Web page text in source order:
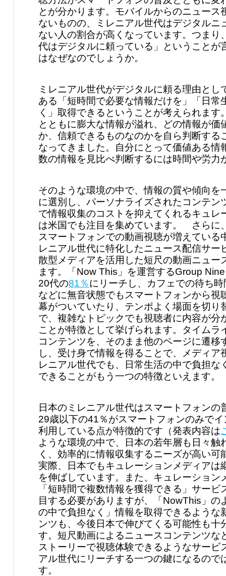
とが分かります。モバイルからのニュース
ないものの、ミレニアル世代はデジタルニ
ない人の割合が高くなっています。つまり
代はデジタルに頼っている」ということが
はなぜなのでしょうか。
ミレニアル世代がデジタルに頼る理由とし
ある「短時間で必要な情報だけを」「日常
く」取得できるということが考えられます
とともに膨大な情報が溢れ、どの情報が価
か、信頼できるものなのかを自ら判断する
なってきました。自分にとって価値ある情
数の情報を見比べ判断するには時間や労力
そのような環境の中で、情報の質や傾向を
に選別し、パーソナライズされたコンテン
で情報収集のコストを抑えてくれるキュレ
は米国でも注目を集めています。 さらに
スマートフォンでの動画視聴が増えている
レニアル世代に特化したニュース配信サー
散型メディアを活用した短尺の動画ニュー
ます。「Now This」を運営するGroup
20代の81％にリーチし、カフェでの待ち
などに無音状態でもスマートフォンから視
幕がついていたり、テンポよく場面を切り
で、複雑なトピックでも視聴者に内容が分
ことが特徴として挙げられます。タイムラ
コンテンツを、そのまま他のページに遷移
し、受け身で情報を得ることで、メディア
レニアル世代でも、日常生活の中で負担な
できることがもう一つの特徴といえます。
日本のミレニアル世代はスマートフォンの
29歳以下の41％がスマートフォンのみで
利用している点が特徴的です（発表内容は
ような環境の中で、日本の若年層も日々触
く、効率的に情報収集するニーズが高い可
実際、日本でもキュレーションメディアは
を伸ばしています。また、キュレーション
「短時間で複数情報を獲得できる」サービ
目する必要がありますが、「NowThis」の
の中で負担なく」情報を取得できるような
ンツも、今後日本で伸びてくる可能性も十
す。短尺動画によるニュースコンテンツな
ストーリーで視聴体験できるようなサービ
アル世代にリーチする一つの鍵になるので
す。